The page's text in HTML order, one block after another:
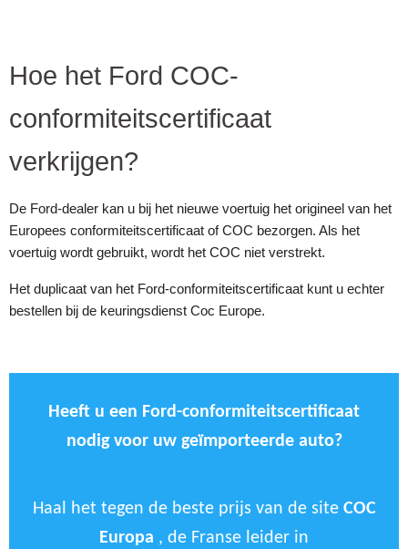
Hoe het Ford COC-
conformiteitscertificaat
verkrijgen?
De Ford-dealer kan u bij het nieuwe voertuig het origineel van het
Europees conformiteitscertificaat of COC bezorgen. Als het
voertuig wordt gebruikt, wordt het COC niet verstrekt.
Het duplicaat van het Ford-conformiteitscertificaat kunt u echter
bestellen bij de keuringsdienst Coc Europe.
Heeft u een Ford-conformiteitscertificaat
nodig voor uw geïmporteerde auto?
Haal het tegen de beste prijs van de siteCOC
Europa , de Franse leider in